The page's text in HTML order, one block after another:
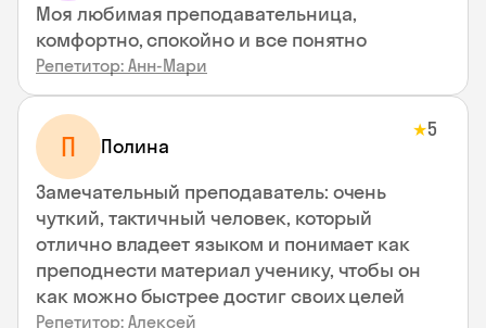
Моя любимая преподавательница,
комфортно, спокойно и все понятно
Репетитор: Анн-Мари
П Полина
★5
Замечательный преподаватель: очень
чуткий, тактичный человек, который
отлично владеет языком и понимает как
преподнести материал ученику, чтобы он
как можно быстрее достиг своих целей
Репетитор: Алексей